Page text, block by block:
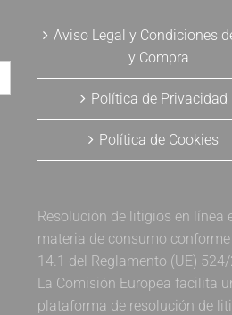
Aviso Legal y Condiciones
y Compra
Política de Privacidad
Política de Cookies
Resolución de litigios en línea
materia de consumo conforme
14.1 del Reglamento (UE)
La Comisión Europea facilita
plataforma de resolución de